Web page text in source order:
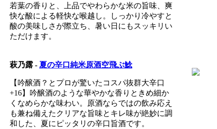
若葉の香りと、上品でやわらかな米の旨味、爽
快な酸による軽快な喉越し。しっかり冷やすと
酸の美味しさが際立ち、暑い日にもスッキリい
ただけます。
萩乃露 - 夏の辛口純米原酒空飛ぶ鯰
【吟醸酒？とプロが驚いたコスパ抜群大辛口
+16】吟醸酒のような華やかな香りときめ細か
くなめらかな味わい。原酒ならではの飲み応え
も兼ね備えたクリアな旨味とキレ味が絶妙に調
和した、夏にピッタリの辛口旨酒です。